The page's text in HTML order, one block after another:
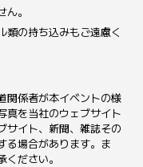
。
類の持ち込みもご遠慮く
関係者が本イベントの様
真を当社のウェブサイト
サイト、新聞、雑誌その
る場合があります。ま
ださい。